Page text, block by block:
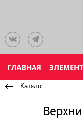
ГЛАВНАЯ
Каталог